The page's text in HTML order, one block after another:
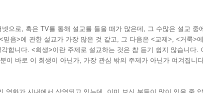
으로, 혹은 TV를 통해 설교를 들을 때가 많은데, 그 수많은 설교 중
믿음>에 관한 설교가 가장 많은 것 같고, 그 다음은 <교제>, <거룩>
합니다. <희생>이란 주제로 설교하는 것은 참 듣기 쉽지 않습니다.
이 바로 이 희생이 아닌가, 가장 관심 밖의 주제가 아닌가 여겨집니